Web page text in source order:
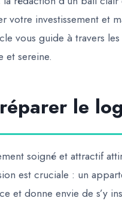
votre investissement et
vous guide à travers les
et sereine.
le
soigné et attractif
est cruciale : un
et donne envie de s’y